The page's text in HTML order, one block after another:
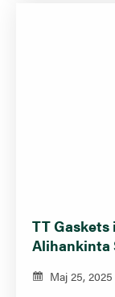
TT Gaskets
Alihankinta
Maj 25, 2025